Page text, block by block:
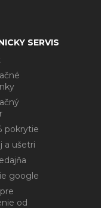
SERVIS
pokrytie
a ušetri
google
od